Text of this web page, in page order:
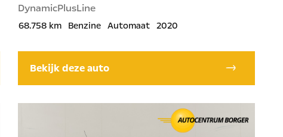
DynamicPlusLine
68.758 km Benzine Automaat 2020
Bekijk deze auto